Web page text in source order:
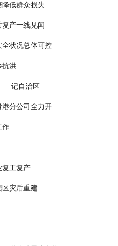
低群众损失
产一线见闻
状况总体可控
抗洪
记自治区
分公司全力开
作
复工复产
灾后重建